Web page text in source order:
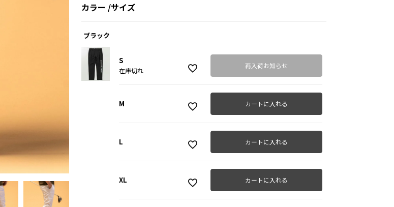
カラー サイズ
ブラック
S
在庫切れ
再入荷お知らせ
M カートに入れる
L カートに入れる
XL カートに入れる